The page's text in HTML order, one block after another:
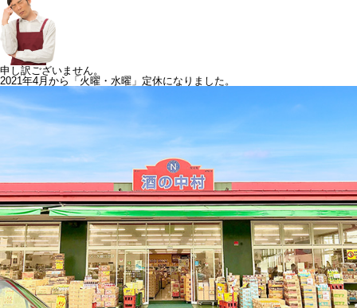
申し訳ございません。
2021年4月から「火曜・水曜」定休になりました。